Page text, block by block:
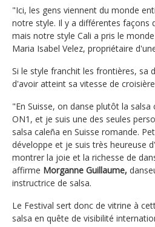
"Ici, les gens viennent du monde
notre style. Il y a différentes façons
mais notre style Cali a pris le
Maria Isabel Velez, propriétaire
Si le style franchit les frontières, sa
d'avoir atteint sa vitesse de
"En Suisse, on danse plutôt la salsa
ON1, et je suis une des seules
salsa caleña en Suisse romande.
développe et je suis très heureuse
montrer la joie et la richesse de
affirme Morganne Guillaume,
instructrice de salsa.
Le Festival sert donc de vitrine à
salsa en quête de visibilité